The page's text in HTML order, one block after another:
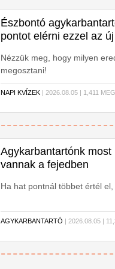
Észbontó
pontot elérni ezzel az
Nézzük meg, hogy milyen
megosztani!
NAPI KVÍZEK | 2026.08.05 | 1,411
Agykarbantartónk
vannak a fejedben
Ha hat pontnál többet értél
AGYKARBANTARTÓ | 2026.08.05 |